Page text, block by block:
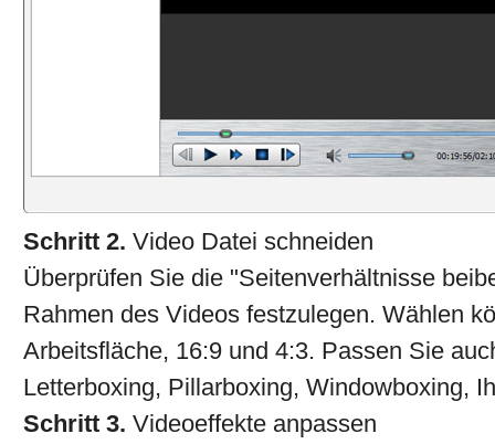
Schritt 2. Video Datei schneiden
Überprüfen Sie die "Seitenverhältnisse
Rahmen des Videos festzulegen. Wählen
Arbeitsfläche, 16:9 und 4:3. Passen Sie
Letterboxing, Pillarboxing, Windowboxing,
Schritt 3. Videoeffekte anpassen